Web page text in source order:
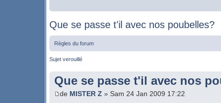
Que se passe t'il avec nos poubelles?
Règles du forum
Sujet verouillé
Que se passe t'il avec nos
de MISTER Z » Sam 24 Jan 2009 17:22